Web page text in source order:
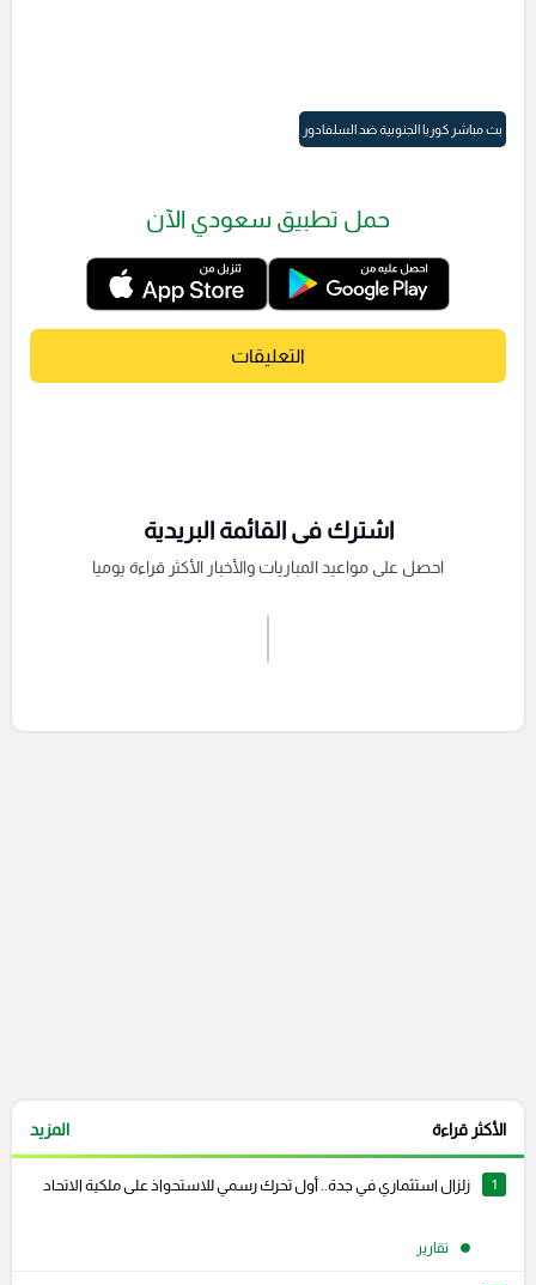
بث مباشر كوريا الجنوبية ضد السلفادور
حمل تطبيق سعودي الآن
التعليقات
اشترك فى القائمة البريدية
احصل على مواعيد المباريات والأخبار الأكثر قراءة يوميا
الأكثر قراءة المزيد
1 زلزال استثماري في جدة.. أول تحرك رسمي للاستحواذ على ملكية الاتحاد
تقارير